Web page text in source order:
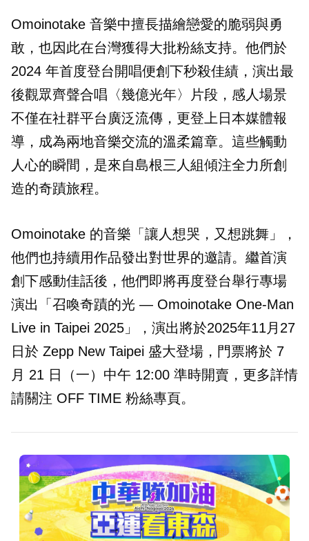
Omoinotake 音樂中擅長描繪戀愛的脆弱與勇
敢，也因此在台灣獲得大批粉絲支持。他們於
2024 年首度登台開唱便創下秒殺佳績，演出最
後觀眾齊聲合唱〈幾億光年〉片段，感人場景
不僅在社群平台廣泛流傳，更登上日本媒體報
導，成為兩地音樂交流的溫柔篇章。這些觸動
人心的瞬間，是來自島根三人組傾注全力所創
造的奇蹟旅程。
Omoinotake 的音樂「讓人想哭，又想跳舞」，
他們也持續用作品發出對世界的邀請。繼首演
創下感動佳話後，他們即將再度登台舉行專場
演出「召喚奇蹟的光 — Omoinotake One-Man
Live in Taipei 2025」，演出將於2025年11月27
日於 Zepp New Taipei 盛大登場，門票將於 7
月 21 日（一）中午 12:00 準時開賣，更多詳情
請關注 OFF TIME 粉絲專頁。